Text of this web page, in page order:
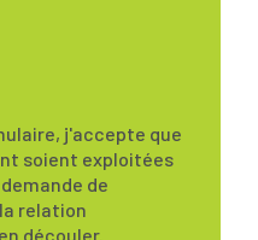
j'accepte que
soient exploitées
de
relation
découler.